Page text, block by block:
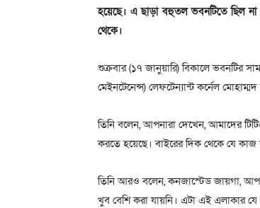
হয়েছে। এ ছাড়া বহুতল ভবনটিতে ছিল না
থেকে।
শুক্রবার (১৭ জানুয়ারি) বিকালে ভবনটির
মেইনটেনেন্স) লেফটেন্যান্ট কর্নেল
তিনি বলেন, আপনারা দেখেন, আমাদের
করতে হয়েছে। বাইরের দিক থেকে যে কাজ
তিনি আরও বলেন, কনজাস্টেড জায়গা,
খুব বেশি করা যায়নি। এটা এই এলাকার